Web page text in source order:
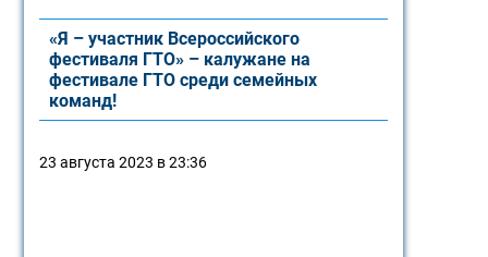
«Я – участник Всероссийского
фестиваля ГТО» – калужане на
фестивале ГТО среди семейных
команд!
23 августа 2023 в 23:36